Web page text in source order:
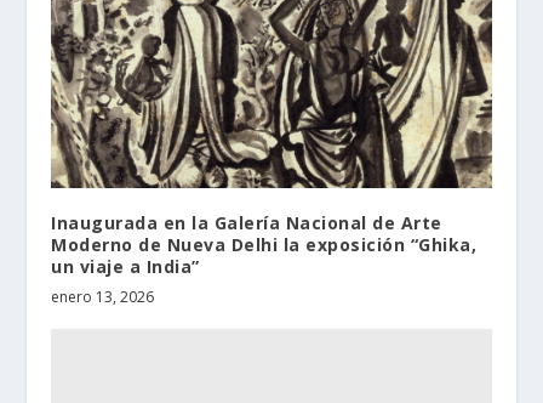
Inaugurada en la Galería Nacional de Arte
Moderno de Nueva Delhi la exposición “Ghika,
un viaje a India”
enero 13, 2026